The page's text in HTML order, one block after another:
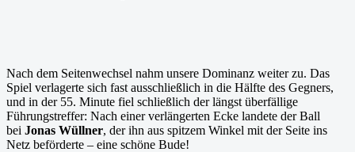
Nach dem Seitenwechsel nahm unsere Dominanz weiter zu. Das
Spiel verlagerte sich fast ausschließlich in die Hälfte des Gegners,
und in der 55. Minute fiel schließlich der längst überfällige
Führungstreffer: Nach einer verlängerten Ecke landete der Ball
bei Jonas Wüllner, der ihn aus spitzem Winkel mit der Seite ins
Netz beförderte – eine schöne Bude!